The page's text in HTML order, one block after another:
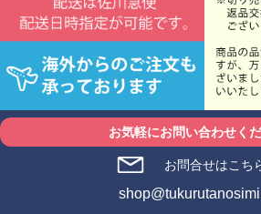
お気軽にお問い合わせく
お問合せはこち